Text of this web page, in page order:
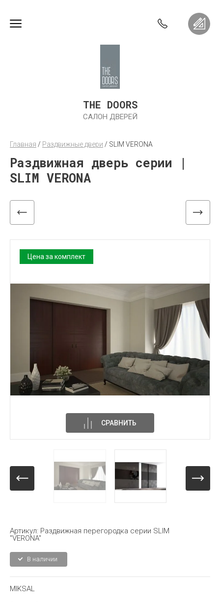
THE DOORS
САЛОН ДВЕРЕЙ
Главная / Раздвижные двери / SLIM VERONA
Раздвижная дверь серии |
SLIM VERONA
Цена за комплект
СРАВНИТЬ
Артикул: Раздвижная перегородка серии SLIM
"VERONA"
В наличии
MIKSAL